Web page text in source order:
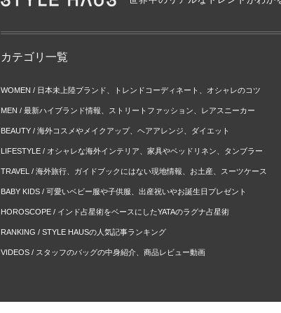
カテゴリ一覧
WOMEN / 日本未上陸ブランド、トレンドコーディネート、オシャレのコツ
MEN / 最新ハイブランド情報、ストリートファッション、レアスニーカー
BEAUTY / 海外コスメやメイクアップ、ヘアアレンジ、ダイエット
LIFESTYLE / オシャレな海外インテリア、家具やベッドリネン、タンブラー
TRAVEL / 海外旅行、ガイドブックにはない現地情報、お土産、スーツケース
BABY KIDS / 可愛いベビー服や子供服、出産祝いやお誕生日プレゼント
HOROSCOPE / インド占星術をベースにしたYATAのラグナ占星術
RANKING / STYLE HAUSの人気記事ランキング
VIDEOS / スタッフのバッグの中身紹介、商品レビュー動画